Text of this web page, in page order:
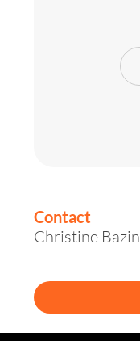
Contact
Christine Bazin